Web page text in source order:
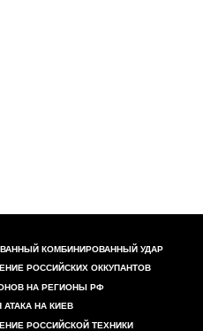
КОМБИНИРОВАННЫЙ УДАР
РОССИЙСКИХ ОККУПАНТОВ
НА РЕГИОНЫ РФ
АТАКА НА КИЕВ
РОССИЙСКОЙ ТЕХНИКИ